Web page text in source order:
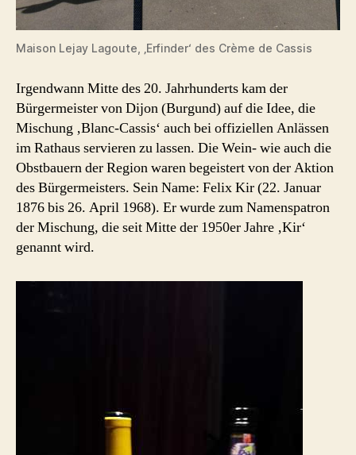
Maison Lejay Lagoute, ‚Erfinder‘ des Crème de Cassis
Irgendwann Mitte des 20. Jahrhunderts kam der
Bürgermeister von Dijon (Burgund) auf die Idee, die
Mischung ‚Blanc-Cassis‘ auch bei offiziellen Anlässen
im Rathaus servieren zu lassen. Die Wein- wie auch die
Obstbauern der Region waren begeistert von der Aktion
des Bürgermeisters. Sein Name: Felix Kir (22. Januar
1876 bis 26. April 1968). Er wurde zum Namenspatron
der Mischung, die seit Mitte der 1950er Jahre ‚Kir‘
genannt wird.